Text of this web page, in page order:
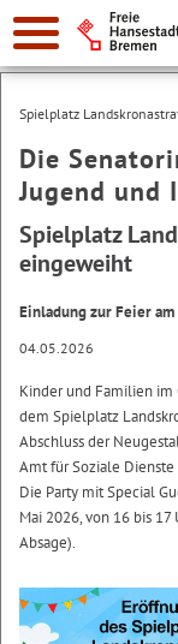
Suche:
Spielplatz
Die
Jugend und
Spielplatz
eingeweiht
Einladung zur Feier am
04.05.2026
Kinder und Familien
dem Spielplatz
Abschluss der
Amt für Soziale
Die Party mit Special
Mai 2026, von 16 bis
Absage).